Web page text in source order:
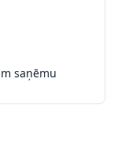
saņēmu